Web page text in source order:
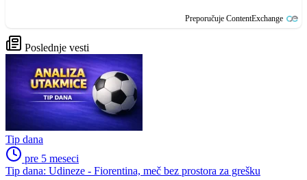
Preporučuje ContentExchange
Poslednje vesti
Tip dana
pre 5 meseci
Tip dana: Udineze - Fiorentina, meč bez prostora za grešku